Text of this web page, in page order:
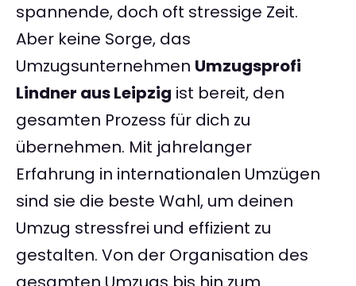
spannende, doch oft stressige Zeit.
Aber keine Sorge, das
Umzugsunternehmen Umzugsprofi
Lindner aus Leipzig ist bereit, den
gesamten Prozess für dich zu
übernehmen. Mit jahrelanger
Erfahrung in internationalen Umzügen
sind sie die beste Wahl, um deinen
Umzug stressfrei und effizient zu
gestalten. Von der Organisation des